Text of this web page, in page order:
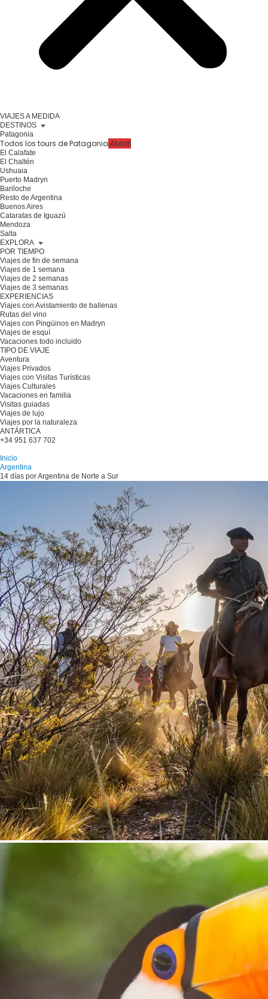
VIAJES A MEDIDA
DESTINOS
Patagonia
Todos los tours de Patagonia¡Abrid!
El Calafate
El Chaltén
Ushuaia
Puerto Madryn
Bariloche
Resto de Argentina
Buenos Aires
Cataratas de Iguazú
Mendoza
Salta
EXPLORA
POR TIEMPO
Viajes de fin de semana
Viajes de 1 semana
Viajes de 2 semanas
Viajes de 3 semanas
EXPERIENCIAS
Viajes con Avistamiento de ballenas
Rutas del vino
Viajes con Pingüinos en Madryn
Viajes de esquí
Vacaciones todo incluido
TIPO DE VIAJE
Aventura
Viajes Privados
Viajes con Visitas Turísticas
Viajes Culturales
Vacaciones en familia
Visitas guiadas
Viajes de lujo
Viajes por la naturaleza
ANTÁRTICA
+34 951 637 702
Inicio
Argentina
14 días por Argentina de Norte a Sur